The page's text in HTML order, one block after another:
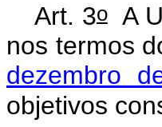
Art. 3oA
nos termos
dezembro
objetivos